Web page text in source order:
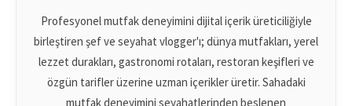
Profesyonel mutfak deneyimini dijital içerik üreticiliğiyle
birleştiren şef ve seyahat vlogger'ı; dünya mutfakları, yerel
lezzet durakları, gastronomi rotaları, restoran keşifleri ve
özgün tarifler üzerine uzman içerikler üretir. Sahadaki
mutfak deneyimini seyahatlerinden beslenen